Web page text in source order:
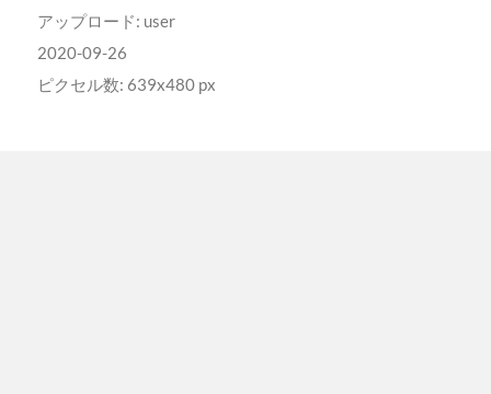
アップロード: user
2020-09-26
ピクセル数: 639x480 px